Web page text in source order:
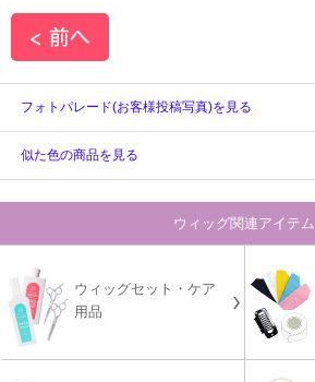
フォトパレード(お客様投稿写真)を見る
似た色の商品を見る
ウィッグ関連アイテム
ウィッグセット・ケア
用品